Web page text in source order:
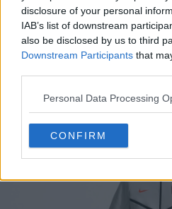
disclosure of your personal
IAB’s list of downstream
also be disclosed by us to third
Downstream Participants that
Personal Data Processing
CONFIRM
Sudadera técnica: La
insignia de Nike recibe el
elegante cuerpo negro y
cremalleras y el logotipo.